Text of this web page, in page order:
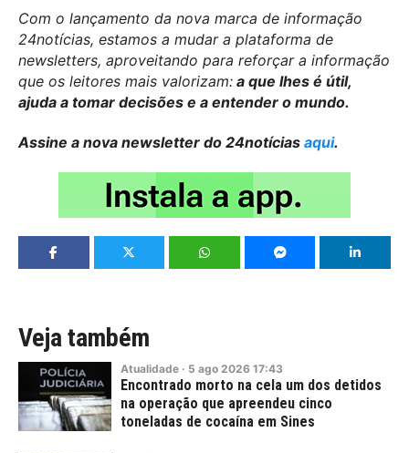
Com o lançamento da nova marca de informação
24notícias, estamos a mudar a plataforma de
newsletters, aproveitando para reforçar a informação
que os leitores mais valorizam: a que lhes é útil,
ajuda a tomar decisões e a entender o mundo.
Assine a nova newsletter do 24notícias aqui.
Veja também
Atualidade · 5 ago 2026 17:43
Encontrado morto na cela um dos detidos
na operação que apreendeu cinco
toneladas de cocaína em Sines